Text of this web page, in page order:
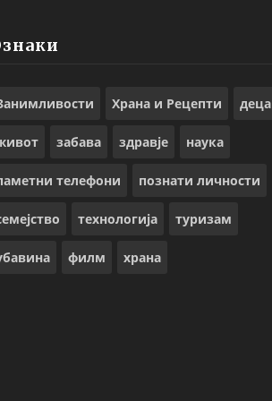
Храна и Рецепти деца
забава здравје наука
телефони познати личности
технологија туризам
филм храна